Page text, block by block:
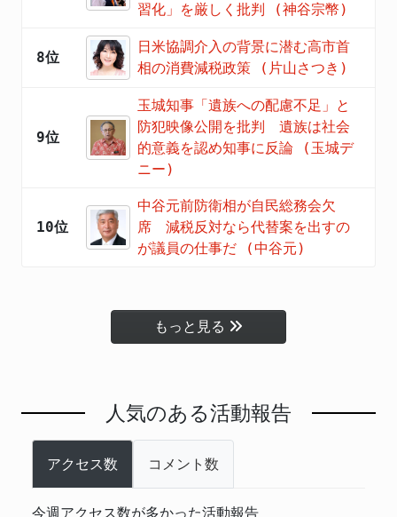
習化」を厳しく批判 (神谷宗幣)
8位
日米協調介入の背景に潜む高市首
相の消費減税政策 (片山さつき)
9位
玉城知事「遺族への配慮不足」と
防犯映像公開を批判 遺族は社会
的意義を認め知事に反論 (玉城デ
ニー)
10位
中谷元前防衛相が自民総務会欠
席 減税反対なら代替案を出すの
が議員の仕事だ (中谷元)
もっと見る
人気のある活動報告
アクセス数 コメント数
今週アクセス数が多かった活動報告